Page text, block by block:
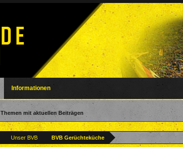
Unser BVB BVB Gerüchteküche
Themen mit aktuellen Beiträgen
Informationen